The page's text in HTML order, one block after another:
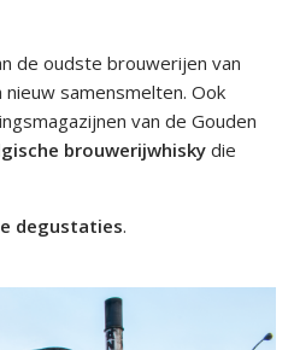
de oudste brouwerijen van
samensmelten. Ook
van de Gouden
brouwerijwhiskydie
degustaties.